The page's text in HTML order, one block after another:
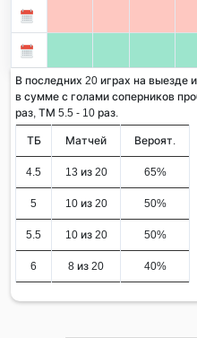
В последних 20 играх на выезде
в сумме с голами соперников
раз, ТМ 5.5 - 10 раз.
ТБ Матчей Вероят.
4.5 13 из 20 65%
5 10 из 20 50%
5.5 10 из 20 50%
6 8 из 20 40%